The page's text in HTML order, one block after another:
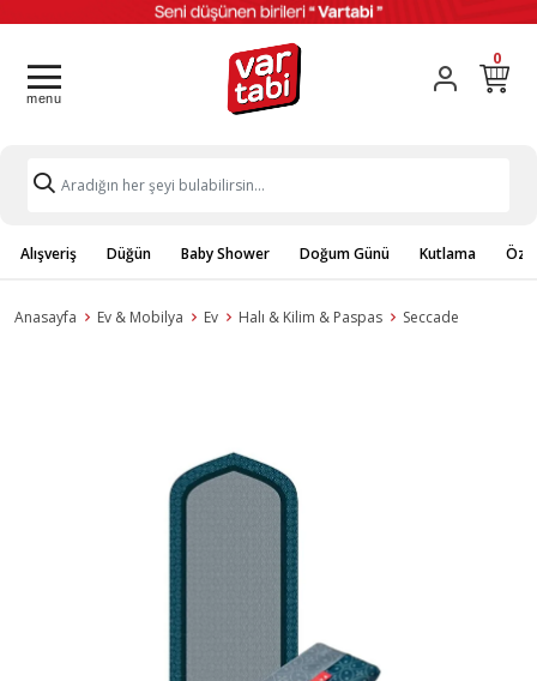
0
Alışveriş Düğün Baby Shower Doğum Günü Kutlama
Anasayfa Ev & Mobilya Ev Halı & Kilim & Paspas Seccade